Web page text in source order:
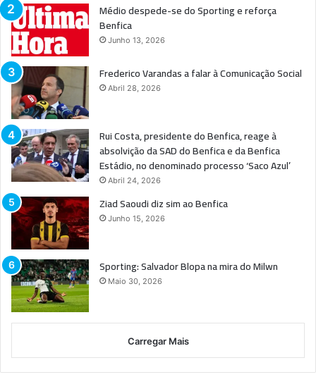
Médio despede-se do Sporting e reforça
Benfica
Junho 13, 2026
Frederico Varandas a falar à Comunicação Social
Abril 28, 2026
Rui Costa, presidente do Benfica, reage à
absolvição da SAD do Benfica e da Benfica
Estádio, no denominado processo ‘Saco Azul’
Abril 24, 2026
Ziad Saoudi diz sim ao Benfica
Junho 15, 2026
Sporting: Salvador Blopa na mira do Milwn
Maio 30, 2026
Carregar Mais